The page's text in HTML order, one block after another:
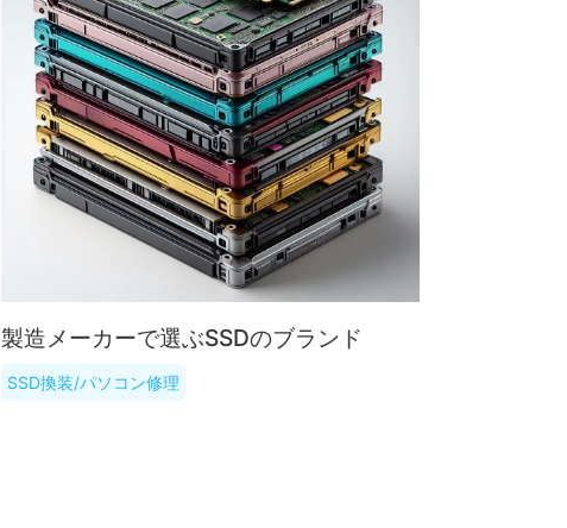
製造メーカーで選ぶSSDのブランド
SSD換装/パソコン修理